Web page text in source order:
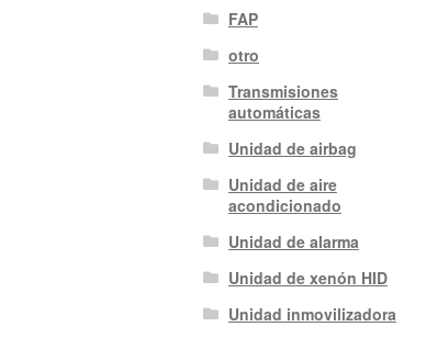
FAP
otro
Transmisiones
automáticas
Unidad de airbag
Unidad de aire
acondicionado
Unidad de alarma
Unidad de xenón HID
Unidad inmovilizadora